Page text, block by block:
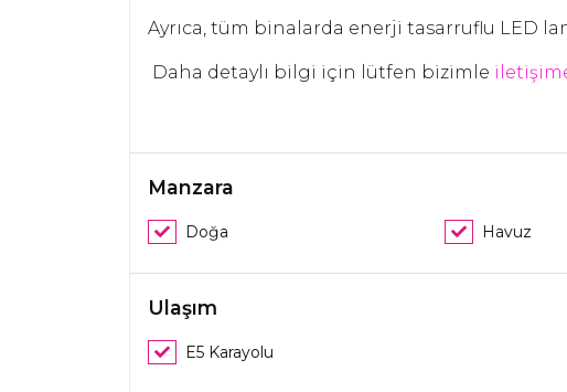
Ayrıca, tüm binalarda enerji tasarruflu LED
Daha detaylı bilgi için lütfen bizimle
Manzara
Doğa Havuz
Ulaşım
E5 Karayolu